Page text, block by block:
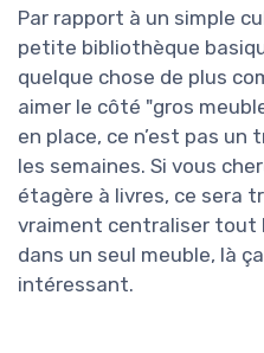
Par rapport à un simple
petite bibliothèque
quelque chose de plus
aimer le côté "gros
en place, ce n’est pas un
les semaines. Si vous
étagère à livres, ce sera
vraiment centraliser tout
dans un seul meuble, là
intéressant.